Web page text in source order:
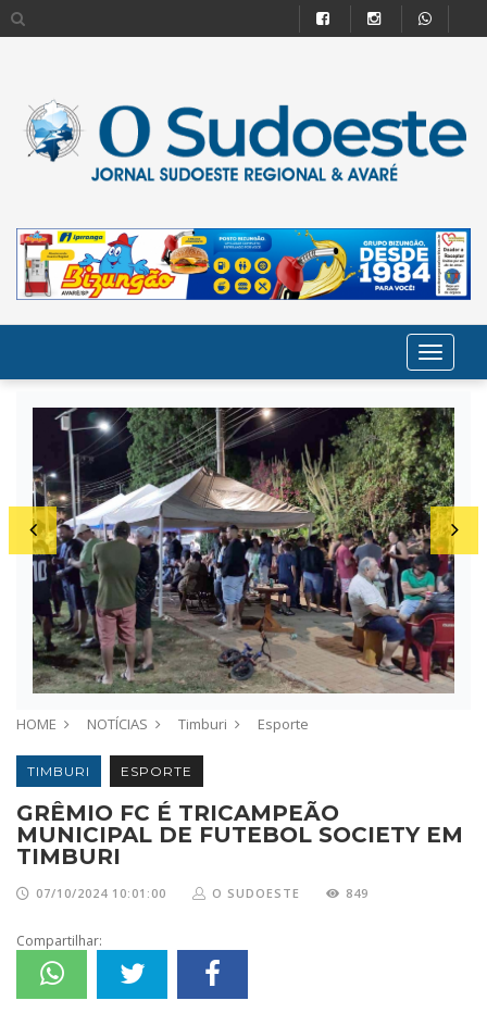
HOME NOTÍCIAS Timburi Esporte
TIMBURI ESPORTE
GRÊMIO FC É TRICAMPEÃO
MUNICIPAL DE FUTEBOL SOCIETY EM
TIMBURI
07/10/2024 10:01:00 O SUDOESTE 849
Compartilhar: